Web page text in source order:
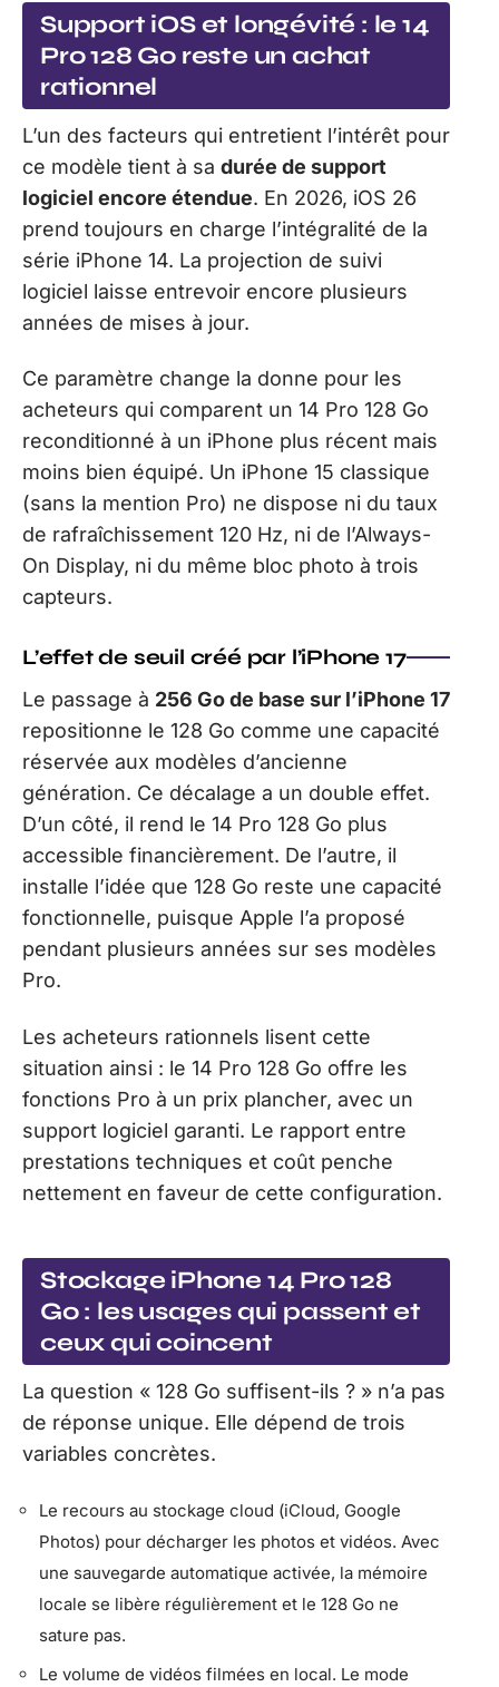
Support iOS et longévité : le 14
Pro 128 Go reste un achat
rationnel
L’un des facteurs qui entretient l’intérêt pour
ce modèle tient à sa durée de support
logiciel encore étendue. En 2026, iOS 26
prend toujours en charge l’intégralité de la
série iPhone 14. La projection de suivi
logiciel laisse entrevoir encore plusieurs
années de mises à jour.
Ce paramètre change la donne pour les
acheteurs qui comparent un 14 Pro 128 Go
reconditionné à un iPhone plus récent mais
moins bien équipé. Un iPhone 15 classique
(sans la mention Pro) ne dispose ni du taux
de rafraîchissement 120 Hz, ni de l’Always-
On Display, ni du même bloc photo à trois
capteurs.
L’effet de seuil créé par l’iPhone 17
Le passage à 256 Go de base sur l’iPhone 17
repositionne le 128 Go comme une capacité
réservée aux modèles d’ancienne
génération. Ce décalage a un double effet.
D’un côté, il rend le 14 Pro 128 Go plus
accessible financièrement. De l’autre, il
installe l’idée que 128 Go reste une capacité
fonctionnelle, puisque Apple l’a proposé
pendant plusieurs années sur ses modèles
Pro.
Les acheteurs rationnels lisent cette
situation ainsi : le 14 Pro 128 Go offre les
fonctions Pro à un prix plancher, avec un
support logiciel garanti. Le rapport entre
prestations techniques et coût penche
nettement en faveur de cette configuration.
Stockage iPhone 14 Pro 128
Go : les usages qui passent et
ceux qui coincent
La question « 128 Go suffisent-ils ? » n’a pas
de réponse unique. Elle dépend de trois
variables concrètes.
Le recours au stockage cloud (iCloud, Google
Photos) pour décharger les photos et vidéos. Avec
une sauvegarde automatique activée, la mémoire
locale se libère régulièrement et le 128 Go ne
sature pas.
Le volume de vidéos filmées en local. Le mode